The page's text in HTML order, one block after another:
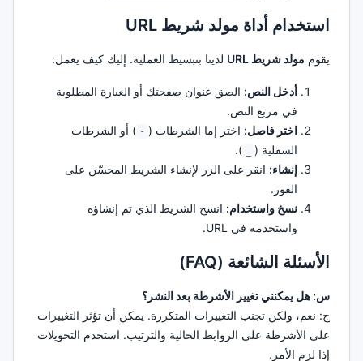
استخدام أداة مولد شريط URL
يقوم مولد شريط URL لدينا بتبسيط العملية. إليك كيف يعمل:
أدخل النص: الصق عنوان صفحتك أو العبارة المطلوبة
في مربع النص.
اختر فاصل: اختر إما الشرطات ( - ) أو الشرطات
السفلية (
).
إنشاء: انقر على الزر لإنشاء الشريط المحسّن على
الفور.
نسخ واستخدام: انسخ الشريط الذي تم إنشاؤه
واستخدمه في URL.
الأسئلة الشائعة (FAQ)
س: هل يمكنني تغيير الأشرطة بعد النشر؟
ج: نعم، ولكن تجنب التغييرات المتكررة. يمكن أن تؤثر التغييرات
على الأشرطة على الروابط الحالية والترتيب. استخدم التحويلات
إذا لزم الأمر.